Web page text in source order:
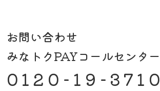
お問い合わせ
みなトクPAYコールセンター
0120-19-3710